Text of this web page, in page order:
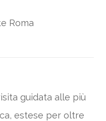
Roma
guidata alle più
estese per oltre